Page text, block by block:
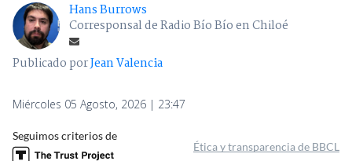
Hans Burrows
Corresponsal de Radio Bío Bío en Chiloé
Publicado porJean Valencia
Miércoles 05 Agosto, 2026 | 23:47
Seguimos criterios de
Ética y transparencia de BBCL